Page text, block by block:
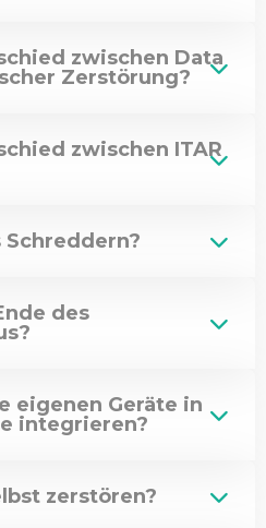
zwischen Data
Zerstörung?
zwischen ITAR
des
eigenen Geräte in
integrieren?
zerstören?